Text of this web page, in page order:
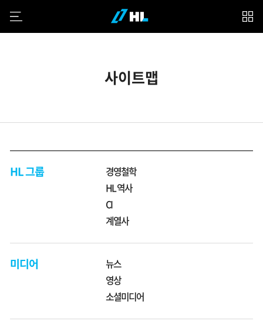
계
사이트맵
HL 그룹
경영철학
HL 역사
CI
계열사
미디어
뉴스
영상
소셜미디어